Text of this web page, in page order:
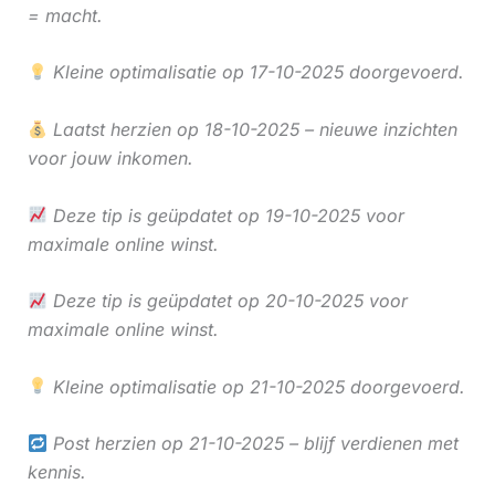
= macht.
Kleine optimalisatie op 17-10-2025 doorgevoerd.
Laatst herzien op 18-10-2025 – nieuwe inzichten
voor jouw inkomen.
Deze tip is geüpdatet op 19-10-2025 voor
maximale online winst.
Deze tip is geüpdatet op 20-10-2025 voor
maximale online winst.
Kleine optimalisatie op 21-10-2025 doorgevoerd.
Post herzien op 21-10-2025 – blijf verdienen met
kennis.